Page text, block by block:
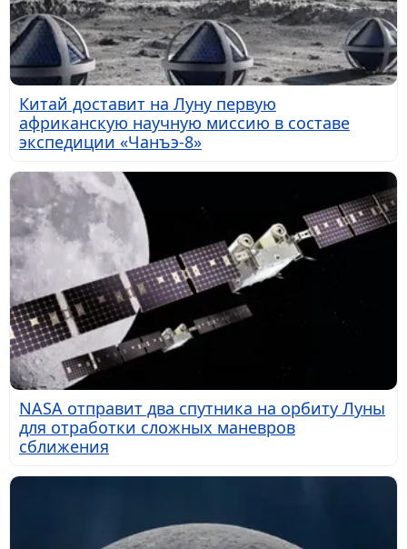
Китай доставит на Луну первую
африканскую научную миссию в составе
экспедиции «Чанъэ-8»
NASA отправит два спутника на орбиту Луны
для отработки сложных маневров
сближения